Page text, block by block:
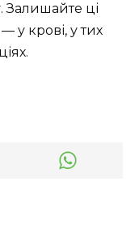
Залишайте ці
у крові, у тих